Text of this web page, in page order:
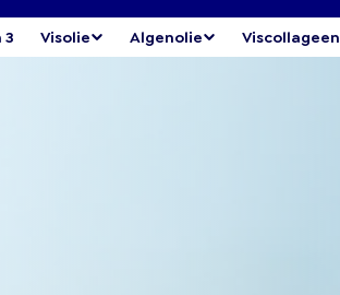
3 Visolie Algenolie Viscollageen